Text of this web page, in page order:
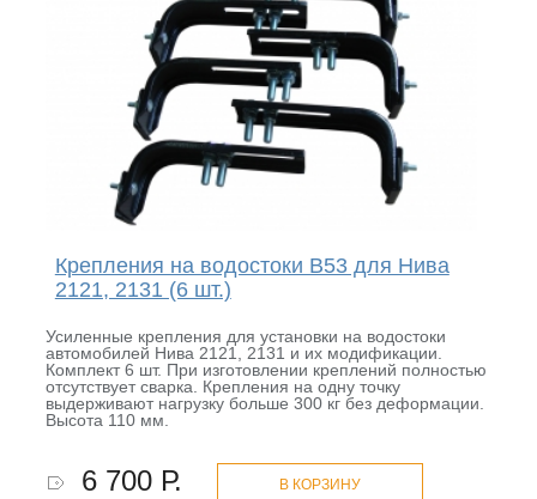
Крепления на водостоки B53 для Нива
2121, 2131 (6 шт.)
Усиленные крепления для установки на водостоки
автомобилей Нива 2121, 2131 и их модификации.
Комплект 6 шт. При изготовлении креплений полностью
отсутствует сварка. Крепления на одну точку
выдерживают нагрузку больше 300 кг без деформации.
Высота 110 мм.
6 700 Р. В КОРЗИНУ